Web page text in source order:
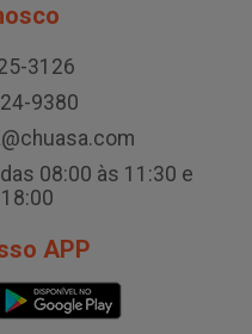
3126
9380
08:00 às 11:30 e
APP